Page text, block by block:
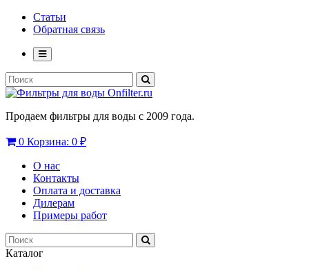
Статьи
Обратная связь
Продаем фильтры для воды с 2009 года.
0 Корзина: 0 ₽
О нас
Контакты
Оплата и доставка
Дилерам
Примеры работ
Каталог